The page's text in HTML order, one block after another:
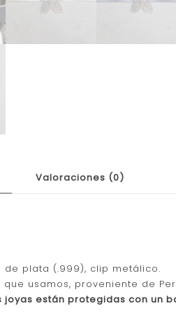
Valoraciones (0)
de plata (.999), clip metálico.
que usamos, proveniente de
joyas están protegidas con un